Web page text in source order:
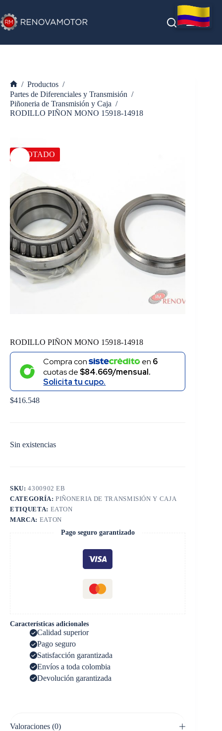
al
contenido
Inicio
/ Productos /
Partes de Diferenciales y Transmisión /
Piñoneria de Transmisión y Caja /
RODILLO PIÑON MONO 15918-14918
AGOTADO
RODILLO PIÑON MONO 15918-14918
Compra con en 6
cuotas de $84.669/mensual.
Solicita tu cupo.
$416.548
Sin existencias
SKU:4300902 EB
CATEGORÍA:PIÑONERIA DE TRANSMISIÓN Y CAJA
ETIQUETA: EATON
MARCA: EATON
Pago seguro garantizado
Características adicionales
Calidad superior
Pago seguro
Satisfacción garantizada
Envíos a toda colombia
Devolución garantizada
Valoraciones (0)